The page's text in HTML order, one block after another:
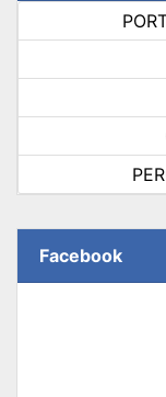
Facebook